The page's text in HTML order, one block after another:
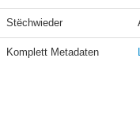
Stëchwieder
Komplett Metadaten